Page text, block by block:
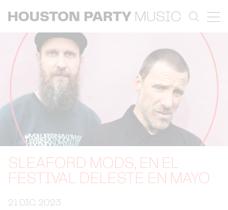
SLEAFORD MODS, EN EL
FESTIVAL DELESTE EN MAYO
21 DIC. 2023